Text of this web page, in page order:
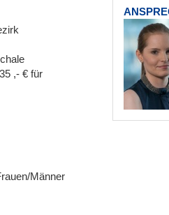
,- € für
Männer